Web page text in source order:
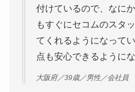
付けているので、なに
もすぐにセコムのスタ
てくれるようになって
点も安心できるようにな
大阪府／39歳／男性／会社員